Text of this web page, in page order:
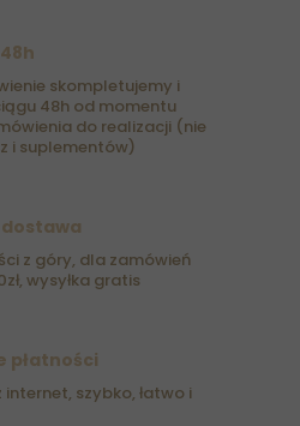
skompletujemy i
48h od momentu
do realizacji (nie
i suplementów)
z góry, dla zamówień
wysyłka gratis
płatności
internet, szybko, łatwo i